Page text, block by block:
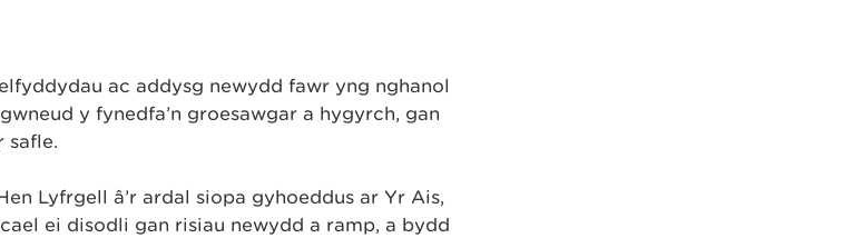
ac addysg newydd fawr yng nghanol
y fynedfa’n groesawgar a hygyrch, gan
safle.
Lyfrgell â’r ardal siopa gyhoeddus ar Yr Ais,
ei disodli gan risiau newydd a ramp, a bydd